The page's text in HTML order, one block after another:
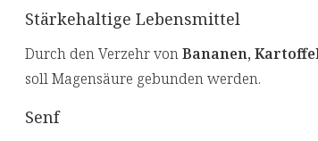
Stärkehaltige Lebensmittel
Durch den Verzehr vonBananen,
soll Magensäure gebunden werden.
Senf